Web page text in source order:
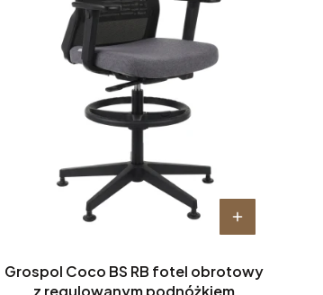
Grospol Coco BS RB fotel obrotowy
z regulowanym podnóżkiem